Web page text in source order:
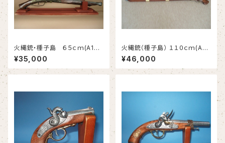
火縄銃・種子島 ６５ｃｍ(A127
2)
¥35,000
火縄銃（種子島） １１０ｃｍ(A12
74)
¥46,000